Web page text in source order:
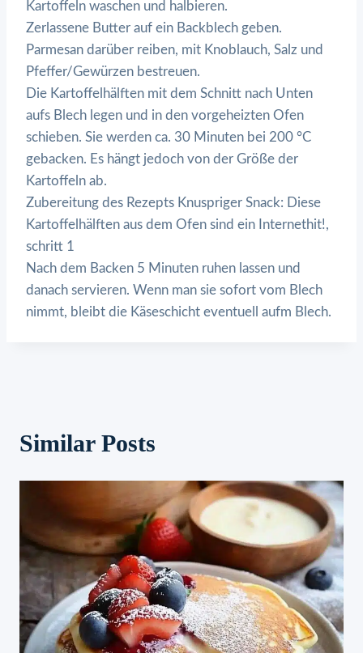
Kartoffeln waschen und halbieren.
Zerlassene Butter auf ein Backblech geben.
Parmesan darüber reiben, mit Knoblauch, Salz und
Pfeffer/Gewürzen bestreuen.
Die Kartoffelhälften mit dem Schnitt nach Unten
aufs Blech legen und in den vorgeheizten Ofen
schieben. Sie werden ca. 30 Minuten bei 200 °C
gebacken. Es hängt jedoch von der Größe der
Kartoffeln ab.
Zubereitung des Rezepts Knuspriger Snack: Diese
Kartoffelhälften aus dem Ofen sind ein Internethit!,
schritt 1
Nach dem Backen 5 Minuten ruhen lassen und
danach servieren. Wenn man sie sofort vom Blech
nimmt, bleibt die Käseschicht eventuell aufm Blech.
Similar Posts